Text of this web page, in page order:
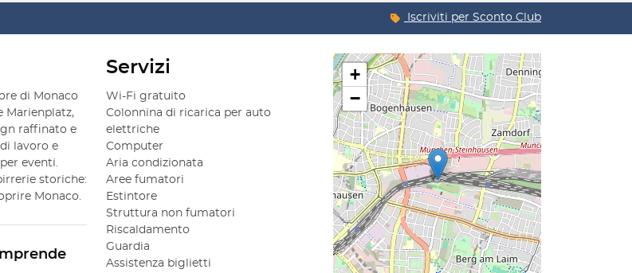
Iscriviti per Sconto Club
di Monaco
Marienplatz,
raffinato e
lavoro e
eventi.
storiche:
Monaco.
Servizi
Wi-Fi gratuito
Colonnina di ricarica per auto
elettriche
Computer
Aria condizionata
Aree fumatori
Estintore
Struttura non fumatori
Riscaldamento
Guardia
Assistenza biglietti
+
−